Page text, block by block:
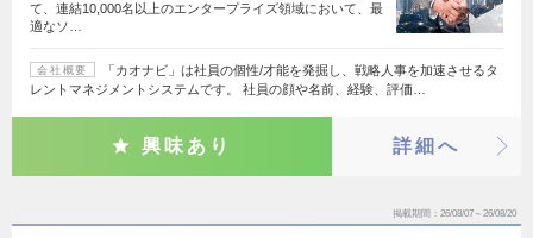
て、連結10,000名以上のエンタープライズ領域において、最
適なソ…
会社概要
「カオナビ」は社員の個性/才能を発掘し、戦略人事を加速させるタ
レントマネジメントシステムです。 社員の顔や名前、経験、評価…
興味あり 詳細へ
掲載期間 26/08/07～26/08/20